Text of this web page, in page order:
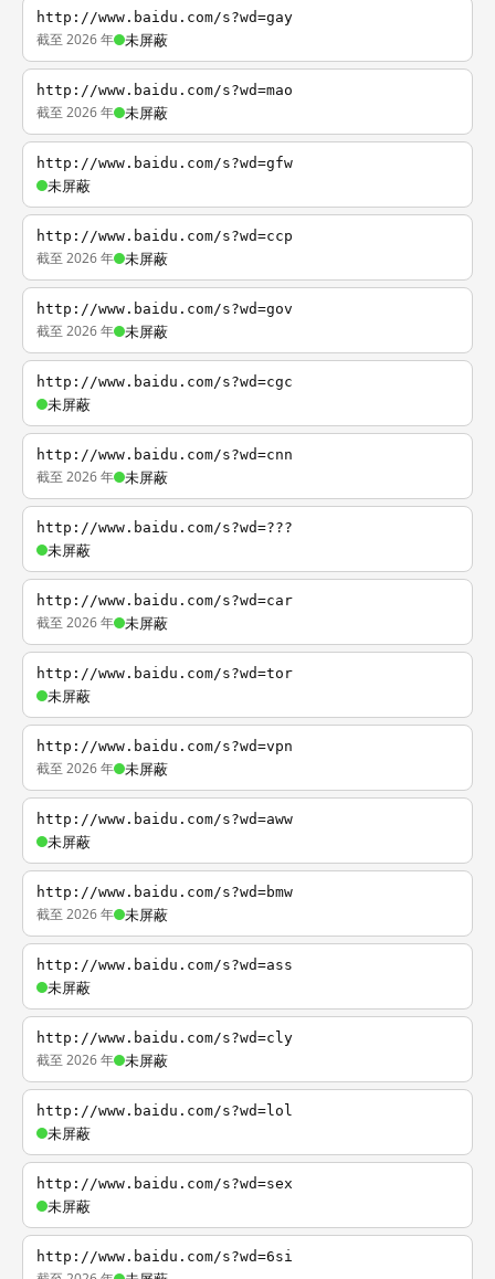
http://www.baidu.com/s?wd=gay
截至 2026 年 未屏蔽
http://www.baidu.com/s?wd=mao
截至 2026 年 未屏蔽
http://www.baidu.com/s?wd=gfw
未屏蔽
http://www.baidu.com/s?wd=ccp
截至 2026 年 未屏蔽
http://www.baidu.com/s?wd=gov
截至 2026 年 未屏蔽
http://www.baidu.com/s?wd=cgc
未屏蔽
http://www.baidu.com/s?wd=cnn
截至 2026 年 未屏蔽
http://www.baidu.com/s?wd=???
未屏蔽
http://www.baidu.com/s?wd=car
截至 2026 年 未屏蔽
http://www.baidu.com/s?wd=tor
未屏蔽
http://www.baidu.com/s?wd=vpn
截至 2026 年 未屏蔽
http://www.baidu.com/s?wd=aww
未屏蔽
http://www.baidu.com/s?wd=bmw
截至 2026 年 未屏蔽
http://www.baidu.com/s?wd=ass
未屏蔽
http://www.baidu.com/s?wd=cly
截至 2026 年 未屏蔽
http://www.baidu.com/s?wd=lol
未屏蔽
http://www.baidu.com/s?wd=sex
未屏蔽
http://www.baidu.com/s?wd=6si